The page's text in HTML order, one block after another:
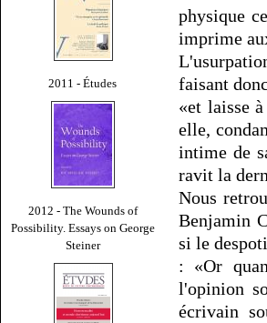
2011 - Études
2012 - The Wounds of
Possibility. Essays on George
Steiner
physique
imprime
faisant
«et laisse
elle,
intime de
ravit la
Nous
Benjamin
si le
: «Or
l'opinion
écrivain